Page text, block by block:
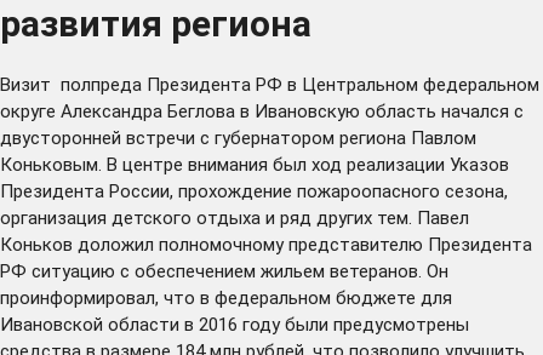
развития региона
Визит полпреда Президента РФ в Центральном федеральном
округе Александра Беглова в Ивановскую область начался с
двусторонней встречи с губернатором региона Павлом
Коньковым. В центре внимания был ход реализации Указов
Президента России, прохождение пожароопасного сезона,
организация детского отдыха и ряд других тем. Павел
Коньков доложил полномочному представителю Президента
РФ ситуацию с обеспечением жильем ветеранов. Он
проинформировал, что в федеральном бюджете для
Ивановской области в 2016 году были предусмотрены